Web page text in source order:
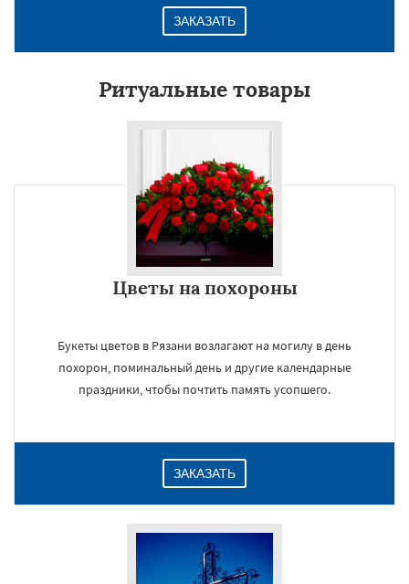
ЗАКАЗАТЬ
Ритуальные товары
Цветы на похороны
Букеты цветов в Рязани возлагают на могилу в день
похорон, поминальный день и другие календарные
праздники, чтобы почтить память усопшего.
ЗАКАЗАТЬ